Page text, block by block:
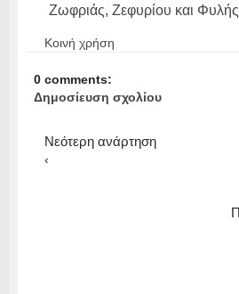
Ζωφριάς, Ζεφυρίου και
Κοινή χρήση
0 comments:
Δημοσίευση σχολίου
Νεότερη ανάρτηση
‹